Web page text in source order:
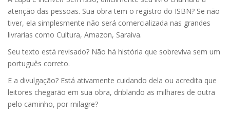
atenção das pessoas. Sua obra tem o registro do ISBN? Se não
tiver, ela simplesmente não será comercializada nas grandes
livrarias como Cultura, Amazon, Saraiva.
Seu texto está revisado? Não há história que sobreviva sem um
português correto.
E a divulgação? Está ativamente cuidando dela ou acredita que
leitores chegarão em sua obra, driblando as milhares de outra
pelo caminho, por milagre?